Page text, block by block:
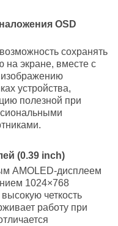
OSD
сохранять
экране, вместе с
устройства,
полезной при
(0.39 inch)
AMOLED-дисплеем
1024×768
четкость
работу при